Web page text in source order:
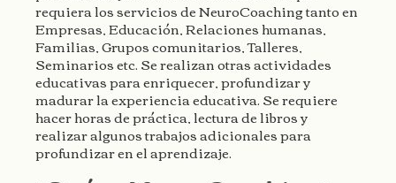
requiera los servicios de NeuroCoaching tanto en
Empresas, Educación, Relaciones humanas,
Familias, Grupos comunitarios, Talleres,
Seminarios etc. Se realizan otras actividades
educativas para enriquecer, profundizar y
madurar la experiencia educativa. Se requiere
hacer horas de práctica, lectura de libros y
realizar algunos trabajos adicionales para
profundizar en el aprendizaje.